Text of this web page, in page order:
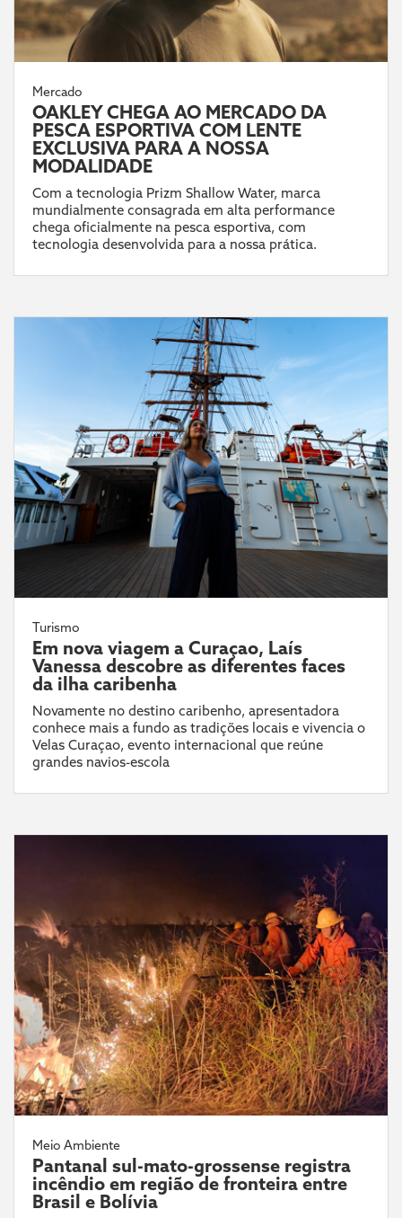
Mercado
OAKLEY CHEGA AO MERCADO DA
PESCA ESPORTIVA COM LENTE
EXCLUSIVA PARA A NOSSA
MODALIDADE
Com a tecnologia Prizm Shallow Water, marca
mundialmente consagrada em alta performance
chega oficialmente na pesca esportiva, com
tecnologia desenvolvida para a nossa prática.
Turismo
Em nova viagem a Curaçao, Laís
Vanessa descobre as diferentes faces
da ilha caribenha
Novamente no destino caribenho, apresentadora
conhece mais a fundo as tradições locais e vivencia o
Velas Curaçao, evento internacional que reúne
grandes navios-escola
Meio Ambiente
Pantanal sul-mato-grossense registra
incêndio em região de fronteira entre
Brasil e Bolívia